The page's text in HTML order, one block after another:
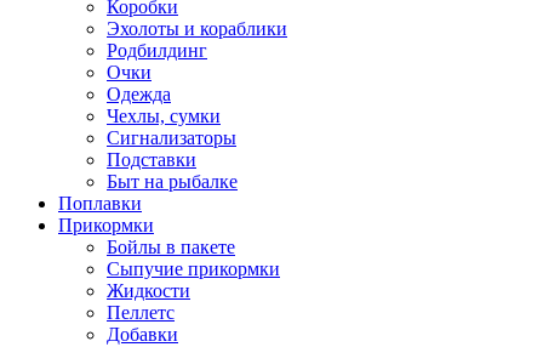
Коробки
Эхолоты и кораблики
Родбилдинг
Очки
Одежда
Чехлы, сумки
Сигнализаторы
Подставки
Быт на рыбалке
Поплавки
Прикормки
Бойлы в пакете
Сыпучие прикормки
Жидкости
Пеллетс
Добавки